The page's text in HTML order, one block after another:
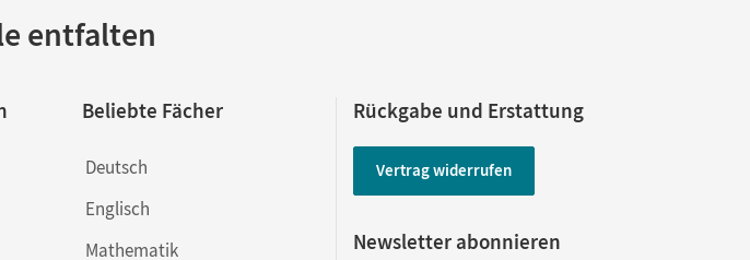
entfalten
Beliebte Fächer
Deutsch
Englisch
Mathematik
Rückgabe und Erstattung
Vertrag widerrufen
Newsletter abonnieren